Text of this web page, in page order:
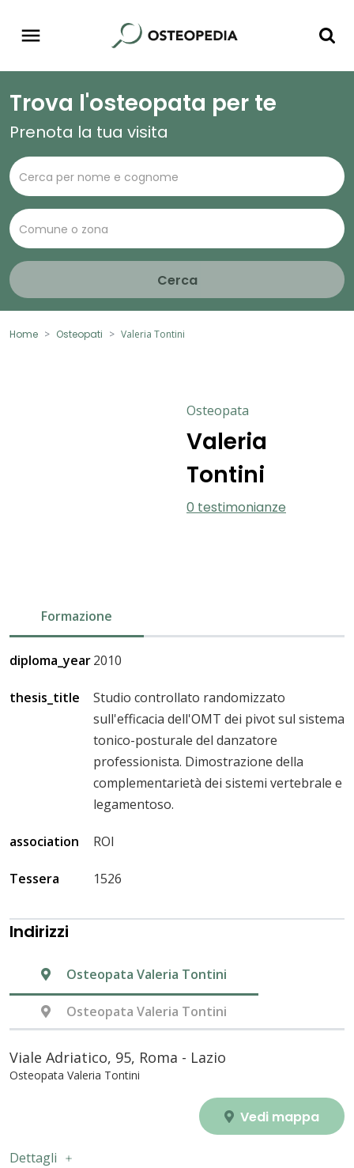
Trova l'osteopata per te
Prenota la tua visita
Cerca
Home Osteopati Valeria Tontini
Osteopata
Valeria
Tontini
0 testimonianze
Formazione
diploma_year2010
thesis_title
Studio controllato randomizzato
sull'efficacia dell'OMT dei pivot sul sistema
tonico-posturale del danzatore
professionista. Dimostrazione della
complementarietà dei sistemi vertebrale e
legamentoso.
association ROI
Tessera 1526
Indirizzi
Osteopata Valeria Tontini
Osteopata Valeria Tontini
Viale Adriatico, 95, Roma - Lazio
Osteopata Valeria Tontini
Vedi mappa
Dettagli